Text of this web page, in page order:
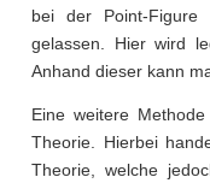
bei der Point-Figure
gelassen. Hier wird
Anhand dieser kann
Eine weitere
Theorie. Hierbei
Theorie, welche